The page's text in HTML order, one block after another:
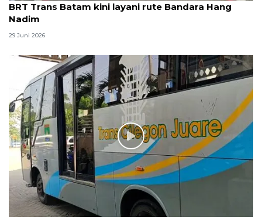
BRT Trans Batam kini layani rute Bandara Hang
Nadim
29 Juni 2026